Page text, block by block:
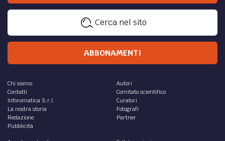
Cerca nel sito
ABBONAMENTI
Chi siamo
Contatti
Inforomatica S.r.l.
La nostra storia
Redazione
Pubblicità
Autori
Comitato scientifico
Curatori
Fotografi
Partner